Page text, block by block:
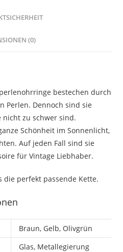
(0)
bestechen durch
Perlen. Dennoch sind sie
nicht zu schwer sind.
Schönheit im Sonnenlicht,
Auf jeden Fall sind sie
für Vintage Liebhaber.
perfekt passende Kette.
Braun, Gelb, Olivgrün
Glas, Metallegierung